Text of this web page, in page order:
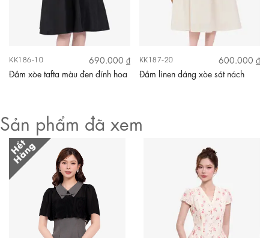
KK186-10
690.000 ₫
Đầm xòe tafta màu đen đính hoa
KK187-20
600.000 ₫
Đầm linen dáng xòe sát nách
Sản phẩm đã xem